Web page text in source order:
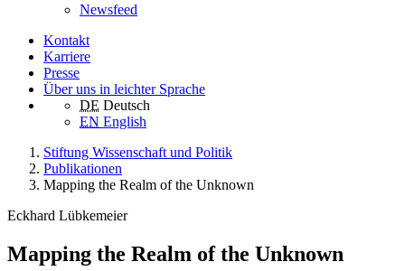
Newsfeed
Kontakt
Karriere
Presse
Über uns in leichter Sprache
DE Deutsch
EN English
Stiftung Wissenschaft und Politik
Publikationen
Mapping the Realm of the Unknown
Eckhard Lübkemeier
Mapping the Realm of the Unknown